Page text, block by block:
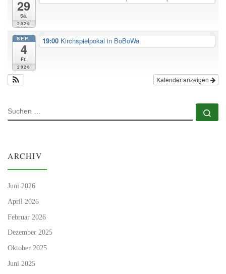
29
Sa.
2026
SEP.
4
Fr.
2026
19:00 Kirchspielpokal in BoBoWa
Kalender anzeigen
SUCHE
ARCHIV
Juni 2026
April 2026
Februar 2026
Dezember 2025
Oktober 2025
Juni 2025